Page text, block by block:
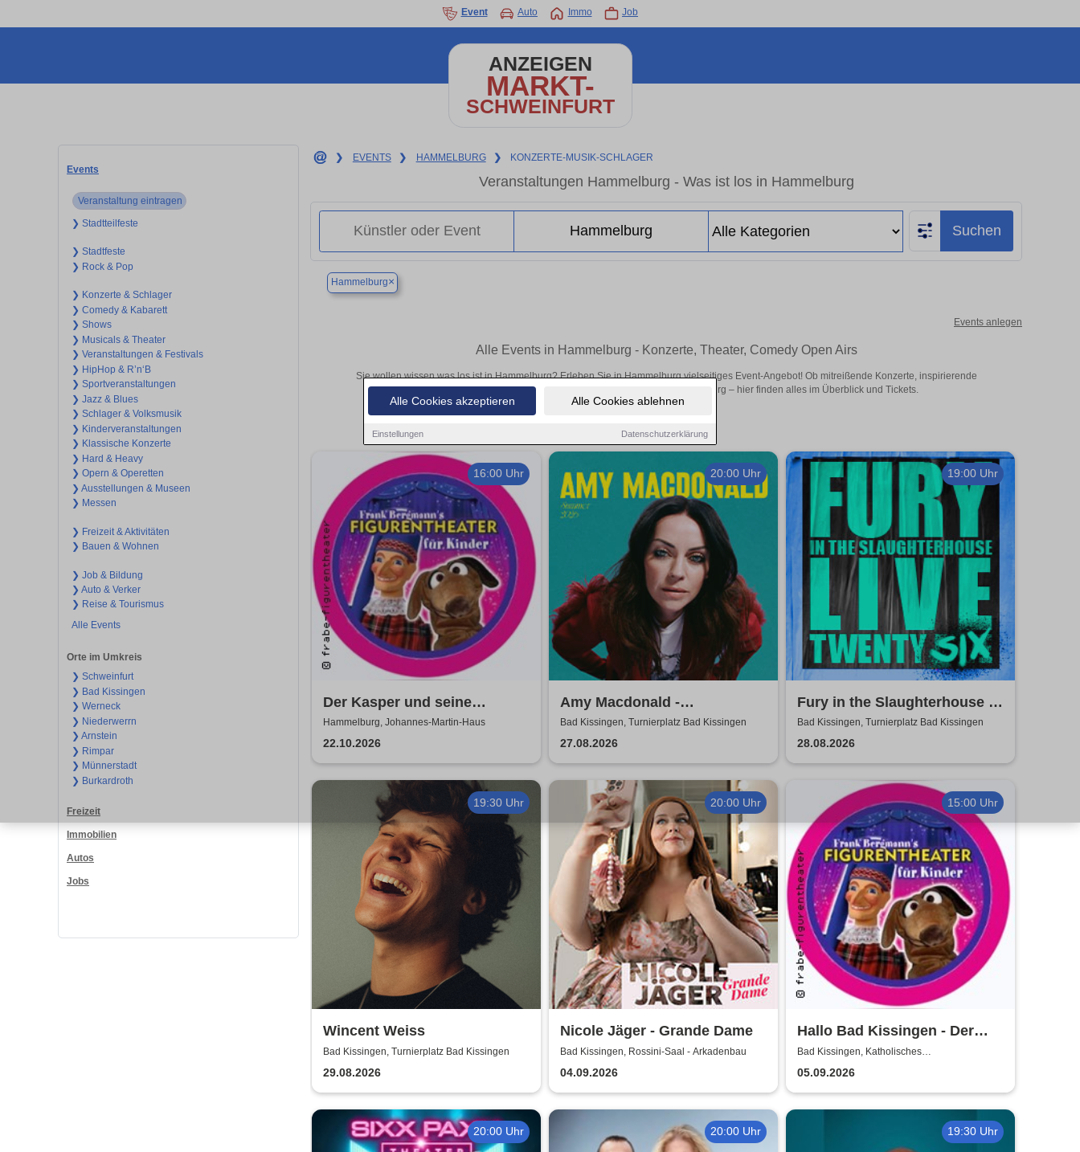
Alle Cookies akzeptieren Alle Cookies ablehnen
Einstellungen Datenschutzerklärung
Event Auto Immo Job
ANZEIGEN
MARKT-
SCHWEINFURT
Events
Veranstaltung eintragen
❯ Stadtteilfeste
❯ Stadtfeste
❯ Rock & Pop
❯ Konzerte & Schlager
❯ Comedy & Kabarett
❯ Shows
❯ Musicals & Theater
❯ Veranstaltungen & Festivals
❯ HipHop & R’n‘B
❯ Sportveranstaltungen
❯ Jazz & Blues
❯ Schlager & Volksmusik
❯ Kinderveranstaltungen
❯ Klassische Konzerte
❯ Hard & Heavy
❯ Opern & Operetten
❯ Ausstellungen & Museen
❯ Messen
❯ Freizeit & Aktivitäten
❯ Bauen & Wohnen
❯ Job & Bildung
❯ Auto & Verker
❯ Reise & Tourismus
Alle Events
Orte im Umkreis
❯ Schweinfurt
❯ Bad Kissingen
❯ Werneck
❯ Niederwerrn
❯ Arnstein
❯ Rimpar
❯ Münnerstadt
❯ Burkardroth
Freizeit
Immobilien
Autos
Jobs
❯ EVENTS ❯ HAMMELBURG ❯ KONZERTE-MUSIK-SCHLAGER
Veranstaltungen Hammelburg - Was ist los in Hammelburg
Suchen
Hammelburg×
Events anlegen
Alle Events in Hammelburg - Konzerte, Theater, Comedy Open Airs
Sie wollen wissen was los ist in Hammelburg? Erleben Sie in Hammelburg vielseitiges Event-Angebot! Ob mitreißende Konzerte, inspirierende
Theateraufführungen oder aufregende Veranstaltungen in Hammelburg – hier finden alles im Überblick und Tickets.
16:00 Uhr
Der Kasper und seine
Freunde kommen zu euch!
frabe-figurentheater
Hammelburg, Johannes-Martin-Haus
22.10.2026
20:00 Uhr
Amy Macdonald -
Sommershows 2026
Bad Kissingen, Turnierplatz Bad Kissingen
27.08.2026
19:00 Uhr
Fury in the Slaughterhouse -
Fury Live Twenty Six
Bad Kissingen, Turnierplatz Bad Kissingen
28.08.2026
19:30 Uhr
Wincent Weiss
Bad Kissingen, Turnierplatz Bad Kissingen
29.08.2026
20:00 Uhr
Nicole Jäger - Grande Dame
Bad Kissingen, Rossini-Saal - Arkadenbau
04.09.2026
15:00 Uhr
Hallo Bad Kissingen - Der
Kasper und seine Freunde
kommen zu euch!
Bad Kissingen, Katholisches
05.09.2026
20:00 Uhr 20:00 Uhr 19:30 Uhr